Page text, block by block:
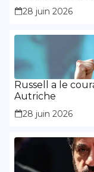
28 juin 2026
Russell a le
Autriche
28 juin 2026